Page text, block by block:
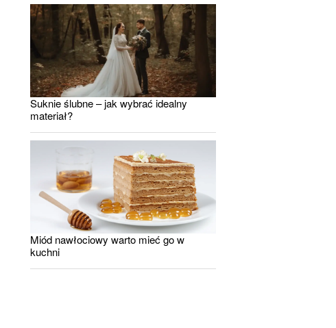
Suknie ślubne – jak wybrać idealny
materiał?
Miód nawłociowy warto mieć go w
kuchni